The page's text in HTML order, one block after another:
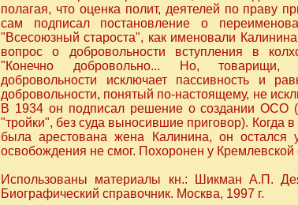
полагая, что оценка полит, деятелей по праву
сам подписал постановление о
"Всесоюзный староста", как именовали
вопрос о добровольности вступления в
"Конечно добровольно... Но, товарищи,
добровольности исключает пассивность и
добровольности, понятый по-настоящему, не
В 1934 он подписал решение о создании ОСО
"тройки", без суда выносившие приговор). Когда
была арестована жена Калинина, он остался
освобождения не смог. Похоронен у Кремлевской
Использованы материалы кн.: Шикман А.П.
Биографический справочник. Москва, 1997 г.